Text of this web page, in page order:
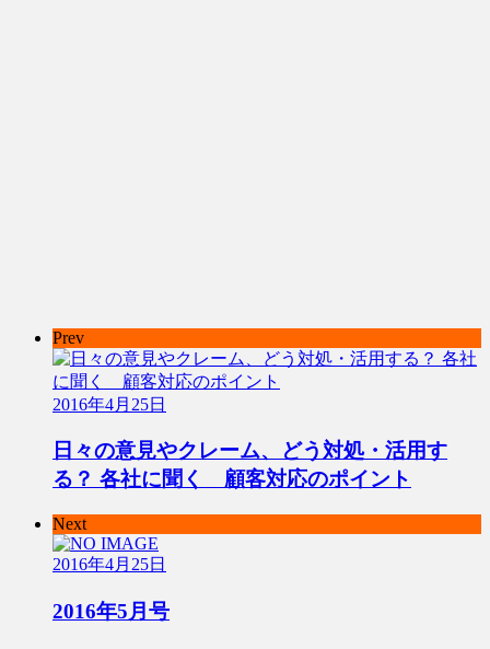
Prev
2016年4月25日
日々の意見やクレーム、どう対処・活用す
る？ 各社に聞く 顧客対応のポイント
Next
2016年4月25日
2016年5月号